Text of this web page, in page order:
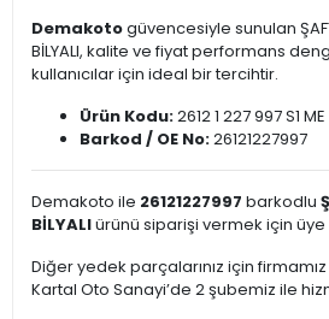
Demakotogüvencesiyle sunulan
BİLYALI, kalite ve fiyat performans
kullanıcılar için ideal bir tercihtir.
Ürün Kodu:2612 1 227 997 S1 ME
Barkod / OE No:26121227997
Demakoto ile 26121227997 barkodlu
BİLYALIürünü siparişi vermek için
Diğer yedek parçalarınız için
Kartal Oto Sanayi’de 2 şubemiz ile